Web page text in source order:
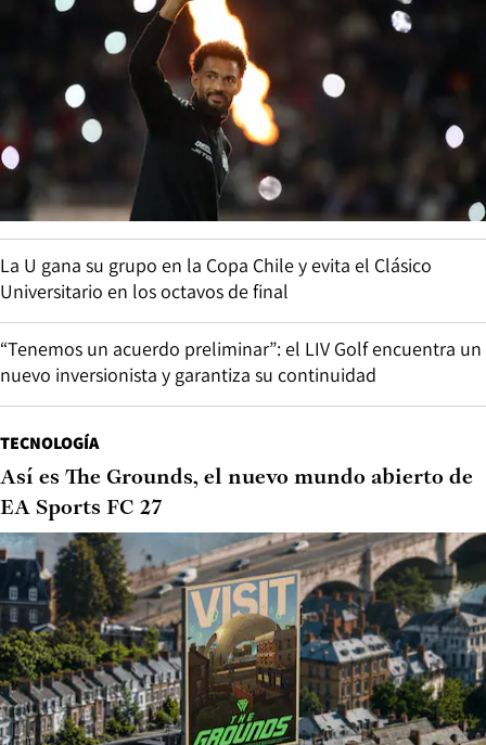
La U gana su grupo en la Copa Chile y evita el Clásico
Universitario en los octavos de final
“Tenemos un acuerdo preliminar”: el LIV Golf encuentra un
nuevo inversionista y garantiza su continuidad
TECNOLOGÍA
Así es The Grounds, el nuevo mundo abierto de
EA Sports FC 27